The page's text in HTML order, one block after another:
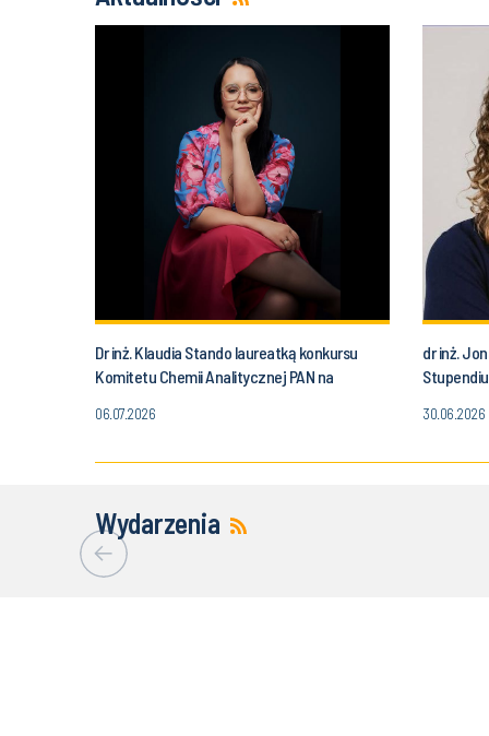
Dr inż. Klaudia Stando laureatką konkursu
Komitetu Chemii Analitycznej PAN na
06.07.2026
dr inż.
30.06.2026
Wydarzenia